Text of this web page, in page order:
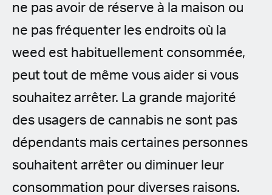
ne pas avoir de réserve à la maison ou
ne pas fréquenter les endroits où la
weed est habituellement consommée,
peut tout de même vous aider si vous
souhaitez arrêter. La grande majorité
des usagers de cannabis ne sont pas
dépendants mais certaines personnes
souhaitent arrêter ou diminuer leur
consommation pour diverses raisons.